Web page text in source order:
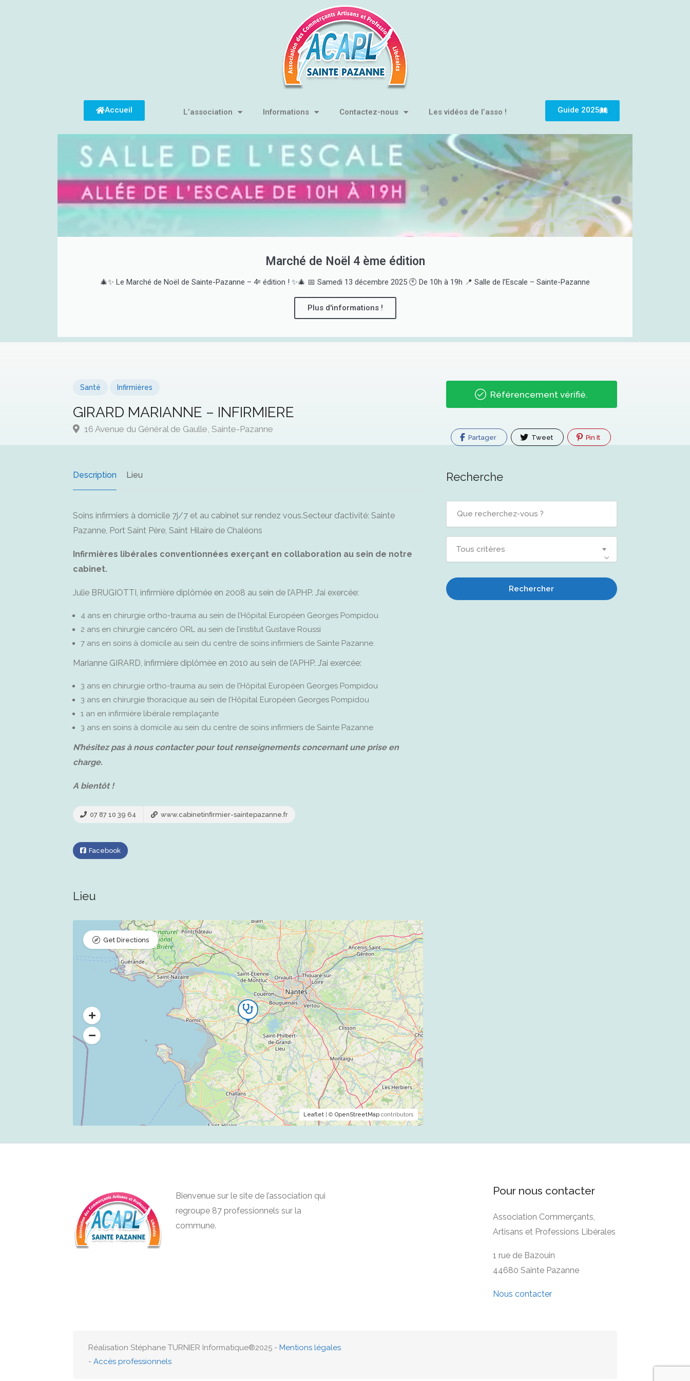
Accueil L’association Informations Contactez-nous Les vidéos de l’asso ! Guide 2025
Marché de Noël 4 ème édition
🎄✨ Le Marché de Noël de Sainte-Pazanne – 4ᵉ édition ! ✨🎄 📅 Samedi 13 décembre 2025 🕙 De 10h à 19h 📍 Salle de l’Escale – Sainte-Pazanne
Plus d'informations !
Santé Infirmières
GIRARD MARIANNE – INFIRMIERE
16 Avenue du Général de Gaulle, Sainte-Pazanne
Description Lieu
Soins infirmiers à domicile 7j/7 et au cabinet sur rendez vous.Secteur d’activité: Sainte
Pazanne, Port Saint Père, Saint Hilaire de Chaléons
Infirmières libérales conventionnées exerçant en collaboration au sein de notre
cabinet.
Julie BRUGIOTTI, infirmière diplômée en 2008 au sein de l’APHP. J’ai exercée:
4 ans en chirurgie ortho-trauma au sein de l’Hôpital Européen Georges Pompidou
2 ans en chirurgie cancéro ORL au sein de l’institut Gustave Roussi
7 ans en soins à domicile au sein du centre de soins infirmiers de Sainte Pazanne.
Marianne GIRARD, infirmière diplômée en 2010 au sein de l’APHP. J’ai exercée:
3 ans en chirurgie ortho-trauma au sein de l’Hôpital Européen Georges Pompidou
3 ans en chirurgie thoracique au sein de l’Hôpital Européen Georges Pompidou
1 an en infirmière libérale remplaçante
3 ans en soins à domicile au sein du centre de soins infirmiers de Sainte Pazanne
N’hésitez pas à nous contacter pour tout renseignements concernant une prise en
charge.
A bientôt !
07 87 10 39 64 www.cabinetinfirmier-saintepazanne.fr
Facebook
Lieu
Leaflet| © OpenStreetMapcontributors
Get Directions
Référencement vérifié.
Partager Tweet Pin It
Recherche
Tous critères
Rechercher
Bienvenue sur le site de l’association qui
regroupe 87 professionnels sur la
commune.
Pour nous contacter
Association Commerçants,
Artisans et Professions Libérales
1 rue de Bazouin
44680 Sainte Pazanne
Nous contacter
Réalisation Stéphane TURNIER Informatique®2025 - Mentions légales
- Accès professionnels